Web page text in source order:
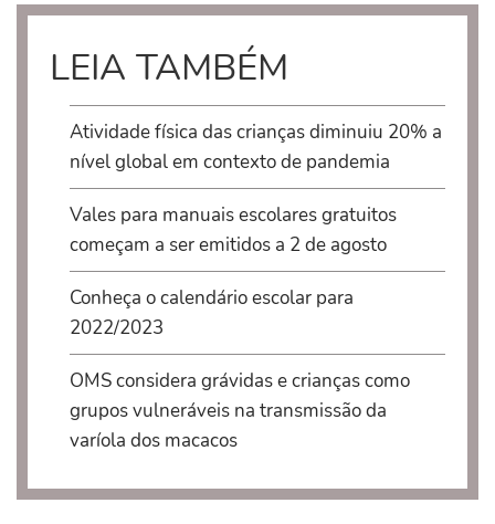
LEIA TAMBÉM
Atividade física das crianças diminuiu 20% a
nível global em contexto de pandemia
Vales para manuais escolares gratuitos
começam a ser emitidos a 2 de agosto
Conheça o calendário escolar para
2022/2023
OMS considera grávidas e crianças como
grupos vulneráveis na transmissão da
varíola dos macacos